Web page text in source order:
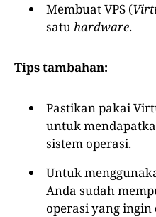
Membuat VPS (
satuhardware.
Tips tambahan:
Pastikan pakai
untuk
sistem operasi.
Untuk
Anda sudah
operasi yang